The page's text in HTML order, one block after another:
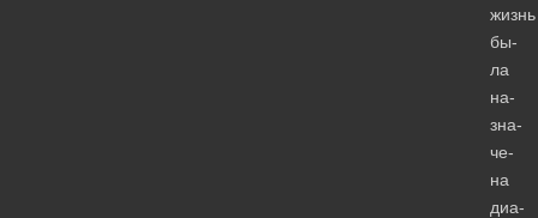
жизнь
бы­
ла
на­
зна­
че­
на
диа­